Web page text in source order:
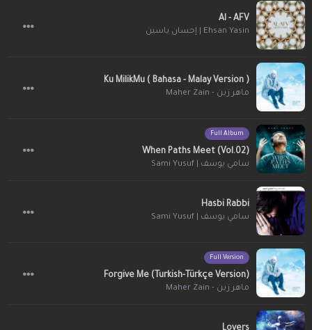
Al - AFV
Ehsan Yasin | إحسان ياسين
Ku MilikMu ( Bahasa - Malay Version )
ماهر زين - Maher Zain
Full Album
When Paths Meet (Vol.02)
سامي يوسف | Sami Yusuf
Hasbi Rabbi
سامي يوسف | Sami Yusuf
Full Version
Forgive Me (Turkish-Türkçe Version)
ماهر زين - Maher Zain